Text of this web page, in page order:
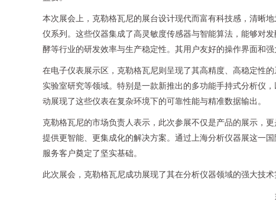
本次展会上，克勒格瓦尼的展台设计现代而富有科技感，清晰
仪系列。这些仪器集成了高灵敏度传感器与智能算法，能够对
酵等行业的研发效率与生产稳定性。其用户友好的操作界面和
在电子仪表展示区，克勒格瓦尼则呈现了其高精度、高稳定性
实验室研究等领域。特别是一款新推出的多功能手持式分析仪
动展现了这些仪表在复杂环境下的可靠性能与精准数据输出。
克勒格瓦尼的市场负责人表示，此次参展不仅是产品的展示，
提供更智能、更集成化的解决方案。通过上海分析仪器展这一
服务客户奠定了坚实基础。
此次展会，克勒格瓦尼成功展现了其在分析仪器领域的强大技